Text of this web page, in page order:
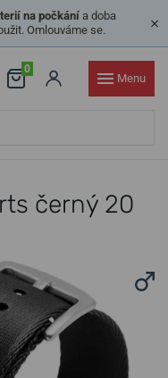
na počkánía doba
Omlouváme se.
0
Menu
černý 20